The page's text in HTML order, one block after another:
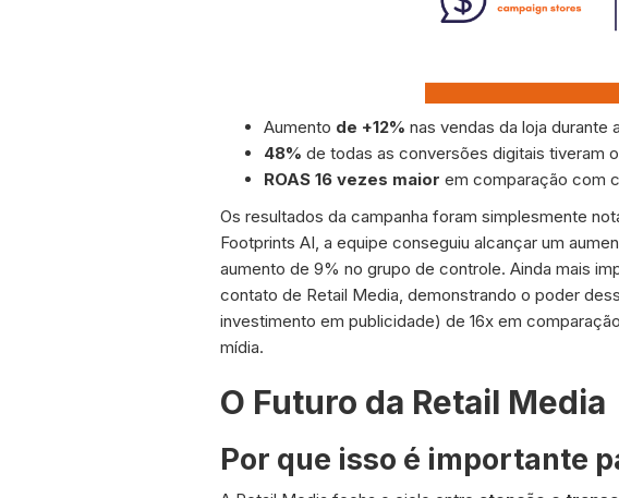
Aumento de +12% nas vendas da loja durante
48% de todas as conversões digitais tiveram
ROAS 16 vezes maior em comparação com
Os resultados da campanha foram simplesmente
Footprints AI, a equipe conseguiu alcançar um
aumento de 9% no grupo de controle. Ainda mais
contato de Retail Media, demonstrando o poder
investimento em publicidade) de 16x em
mídia.
O Futuro da Retail Media
Por que isso é importante